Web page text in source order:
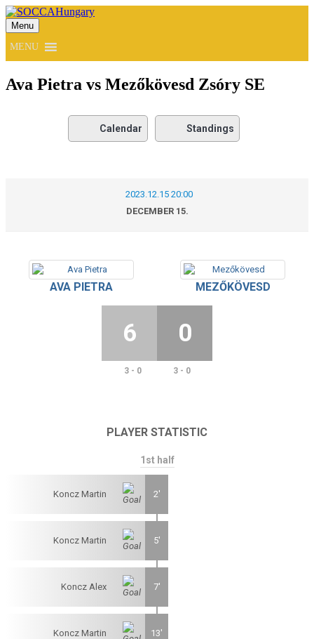
SOCCAHungary
Menu
MENU
Ava Pietra vs Mezőkövesd Zsóry SE
Calendar Standings
2023.12.15 20:00
DECEMBER 15.
AVA PIETRA MEZŐKÖVESD
6 0
3 - 0 3 - 0
PLAYER STATISTIC
1st half
Koncz Martin 2'
Koncz Martin 5'
Koncz Alex 7'
Koncz Martin 13'